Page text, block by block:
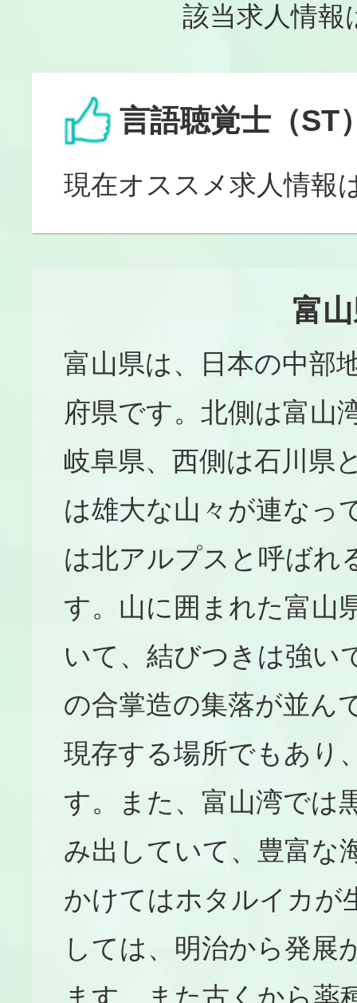
該当求人情
言語聴覚士（ST
現在オススメ求人情報
富
富山県は、日本の中部
府県です。北側は富山
岐阜県、西側は石川県
は雄大な山々が連なっ
は北アルプスと呼ばれ
す。山に囲まれた富山
いて、結びつきは強い
の合掌造の集落が並ん
現存する場所でもあり
す。また、富山湾では
み出していて、豊富な
かけてはホタルイカが
しては、明治から発展
ます。また古くから薬